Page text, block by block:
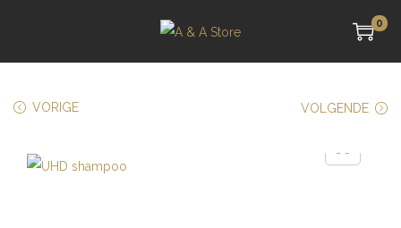
0
VORIGE VOLGENDE